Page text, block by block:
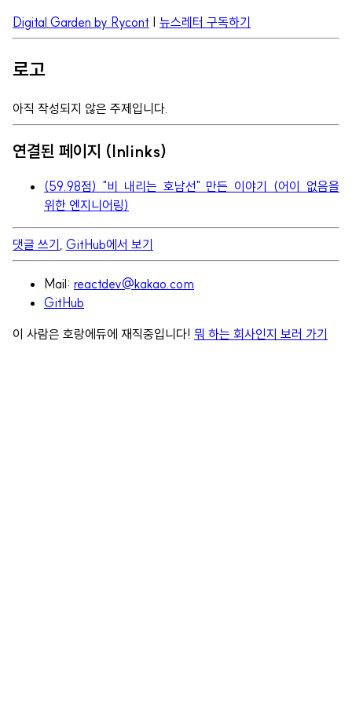
Digital Garden by Rycont 뉴스레터 구독하기
로고
아직 작성되지 않은 주제입니다.
연결된 페이지 (Inlinks)
(59.98점) "비 내리는 호남선" 만든 이야기 (어이 없음을
위한 엔지니어링)
댓글 쓰기 , GitHub에서 보기
Mail: reactdev@kakao.com
GitHub
이 사람은 호랑에듀에 재직중입니다! 뭐 하는 회사인지 보러 가기